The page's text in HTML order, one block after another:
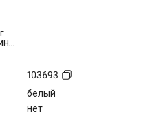
103693
белый
нет